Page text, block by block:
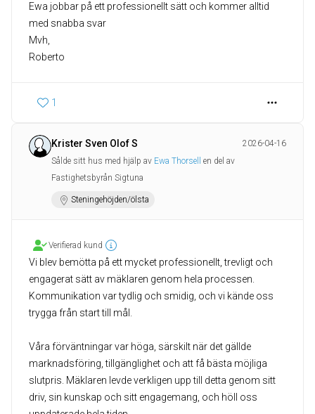
Ewa jobbar på ett professionellt sätt och kommer alltid
med snabba svar
Mvh,
Roberto
1
Krister Sven Olof S
2026-04-16
Sålde sitt hus med hjälp av Ewa Thorsell
en del av
Fastighetsbyrån Sigtuna
Steningehöjden/ölsta
Verifierad kund
Vi blev bemötta på ett mycket professionellt, trevligt och
engagerat sätt av mäklaren genom hela processen.
Kommunikation var tydlig och smidig, och vi kände oss
trygga från start till mål.
Våra förväntningar var höga, särskilt när det gällde
marknadsföring, tillgänglighet och att få bästa möjliga
slutpris. Mäklaren levde verkligen upp till detta genom sitt
driv, sin kunskap och sitt engagemang, och höll oss